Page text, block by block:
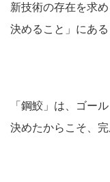
新技術の存在を求
決めること」にあ
「鋼鮫」は、ゴー
決めたからこそ、